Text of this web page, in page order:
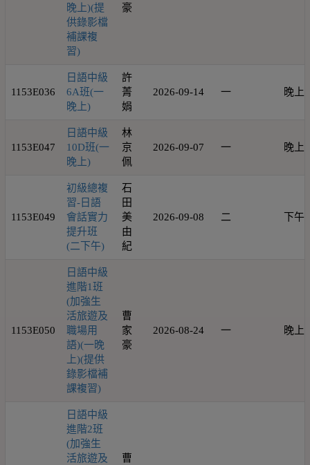
晚上)(提
供錄影檔
補課複
習)
豪
1153E036
日語中級
6A班(一
晚上)
許
菁
娟
2026-09-14 一 晚上
1153E047
日語中級
10D班(一
晚上)
林
京
佩
2026-09-07 一 晚上
1153E049
初級總複
習-日語
會話實力
提升班
(二下午)
石
田
美
由
紀
2026-09-08 二 下午
1153E050
日語中級
進階1班
(加強生
活旅遊及
職場用
語)(一晚
上)(提供
錄影檔補
課複習)
曹
家
豪
2026-08-24 一 晚上
日語中級
進階2班
(加強生
活旅遊及
曹